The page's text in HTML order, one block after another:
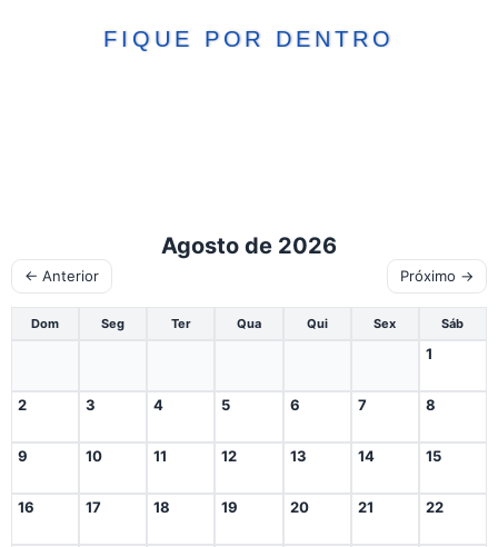
FIQUE POR DENTRO
← Anterior
Agosto de 2026
Próximo →
Dom Seg Ter Qua Qui Sex Sáb
1
2 3 4 5 6 7 8
9 10 11 12 13 14 15
16 17 18 19 20 21 22